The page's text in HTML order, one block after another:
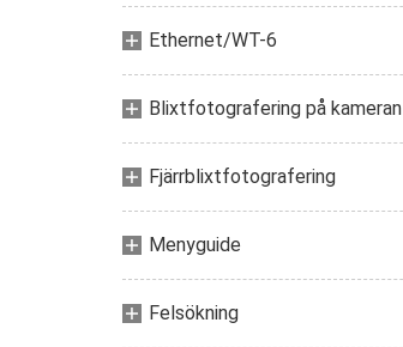
Ethernet/WT-6
Blixtfotografering på kameran
Fjärrblixtfotografering
Menyguide
Felsökning